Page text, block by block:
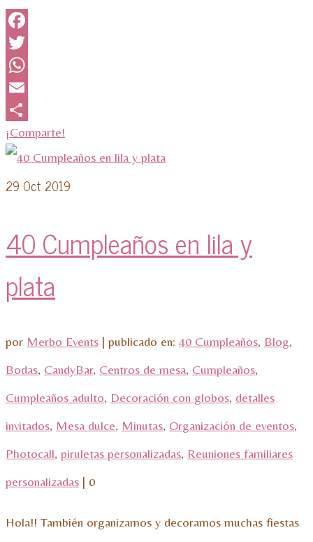
Facebook
Twitter
WhatsApp
Email
¡Comparte!
29 Oct 2019
40 Cumpleaños en lila y
plata
por Merbo Events | publicado en: 40 Cumpleaños, Blog,
Bodas, CandyBar, Centros de mesa, Cumpleaños,
Cumpleaños adulto, Decoración con globos, detalles
invitados, Mesa dulce, Minutas, Organización de eventos,
Photocall, piruletas personalizadas, Reuniones familiares
personalizadas | 0
Hola!! También organizamos y decoramos muchas fiestas